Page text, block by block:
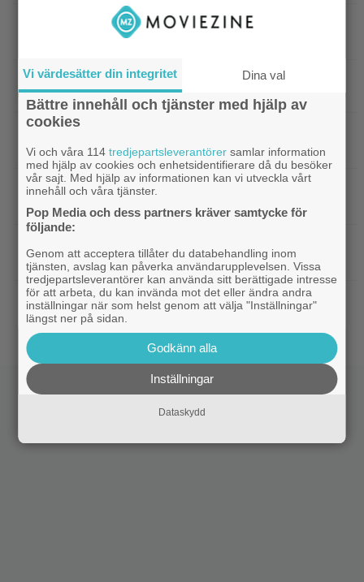
Efter 25 Beckfilmer – Anna Asp
hoppas nya filmen blir en snackis
IKEA hyllas världen över – efter briljant blinkning
till Alexander Skarsgård
Robin Williams favorit: ”Min bästa film”
HBO Max|Två nya skådisar redo att skapa
drama i ”Heated Rivalry” säsong 2
reklamskylt – PR-tricket som får LA att titta upp
Dokumentär|Hör Sveriges märkligaste skratt i
trailern till ”Bäst i världen”
Vi värdesätter din integritet Dina val
Bättre innehåll och tjänster med hjälp av
cookies
Vi och våra 114tredjepartsleverantörer samlar information
med hjälp av cookies och enhetsidentifierare då du besöker
vår sajt. Med hjälp av informationen kan vi utveckla vårt
innehåll och våra tjänster.
Pop Media och dess partners kräver samtycke för
följande:
Genom att acceptera tillåter du databehandling inom
tjänsten, avslag kan påverka användarupplevelsen. Vissa
tredjepartsleverantörer kan använda sitt berättigade intresse
för att arbeta, du kan invända mot det eller ändra andra
inställningar när som helst genom att välja "Inställningar"
längst ner på sidan.
Godkänn alla
Inställningar
Dataskydd